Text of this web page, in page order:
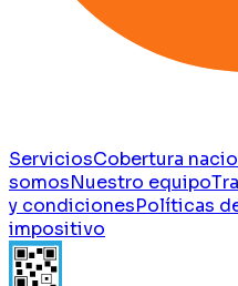
ServiciosCobertura
somosNuestro equipo
y condicionesPolíticas
impositivo